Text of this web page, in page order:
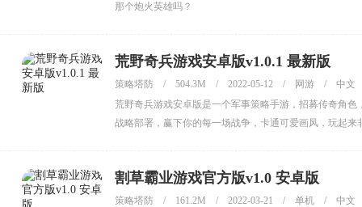
那个炮火英雄吗？
荒野奇兵游戏安卓版v1.0.1 最新版
策略塔防 / 504.3M / 2022-05-12 / 网游 /
中文
荒野奇兵游戏安卓版是一个军事策略手游，招募传奇角
战略部署，赢下你的每一场战争，卡通可爱画风，玩起
割草霸业游戏官方版v1.0 安卓版
策略塔防 / 161.2M / 2022-03-21 / 单机 /
中文